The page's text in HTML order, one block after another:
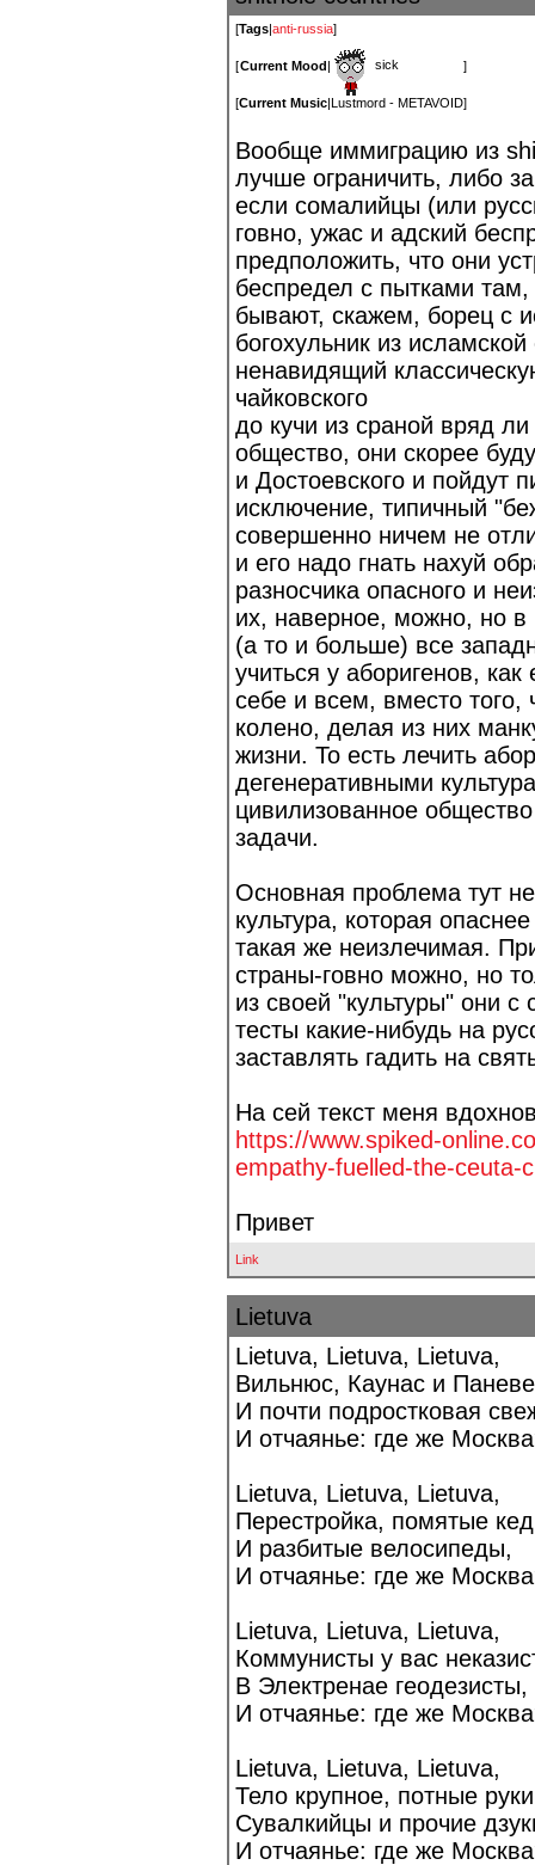
[Tags anti-russia]
[Current Mood sick ]
[Current Music Lustmord - METAVOID]
Вообще иммиграцию из
лучше ограничить, либо
если сомалийцы (или
говно, ужас и адский
предположить, что они
беспредел с пытками
бывают, скажем, борец с
богохульник из
ненавидящий
чайковского
до кучи из сраной вряд
общество, они скорее
и Достоевского и пойдут
исключение, типичный
совершенно ничем не
и его надо гнать нахуй
разносчика опасного и
их, наверное, можно, но
(а то и больше) все
учиться у аборигенов,
себе и всем, вместо того,
колено, делая из них
жизни. То есть лечить
дегенеративными
цивилизованное
задачи.
Основная проблема тут
культура, которая
такая же неизлечимая.
страны-говно можно, но
из своей "культуры" они
тесты какие-нибудь на
заставлять гадить на
На сей текст меня
https://www.spiked-
empathy-fuelled-the-ceuta-
Привет
Link
Lietuva
Lietuva, Lietuva, Lietuva,
Вильнюс, Каунас и
И почти подростковая
И отчаянье: где же
Lietuva, Lietuva, Lietuva,
Перестройка, помятые
И разбитые велосипеды,
И отчаянье: где же
Lietuva, Lietuva, Lietuva,
Коммунисты у вас
В Электренае геодезисты,
И отчаянье: где же
Lietuva, Lietuva, Lietuva,
Тело крупное, потные
Сувалкийцы и прочие
И отчаянье: где же